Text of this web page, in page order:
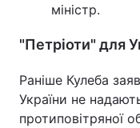
міністр.
"Петріоти" для
Раніше Кулеба
України не
протиповітряної